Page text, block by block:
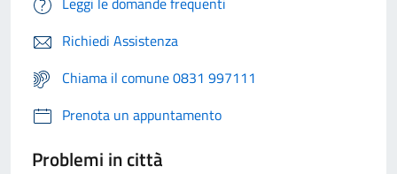
Richiedi Assistenza
Chiama il comune 0831 997111
Prenota un appuntamento
Problemi in città